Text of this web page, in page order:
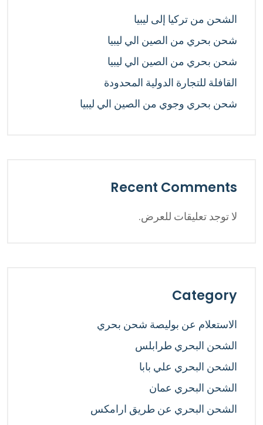
الشحن من تركيا إلى ليبيا
شحن بحري من الصين الي ليبيا
شحن بحري من الصين الي ليبيا
القافلة للتجارة الدولية المحدودة
شحن بحري وجوي من الصين الي ليبيا
Recent Comments
لا توجد تعليقات للعرض.
Category
الاستعلام عن بوليصة شحن بحري
الشحن البحري طرابلس
الشحن البحري علي بابا
الشحن البحري عمان
الشحن البحري عن طريق ارامكس